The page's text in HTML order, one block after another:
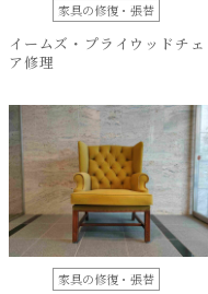
家具の修復・張替
イームズ・プライウッドチェ
ア修理
家具の修復・張替